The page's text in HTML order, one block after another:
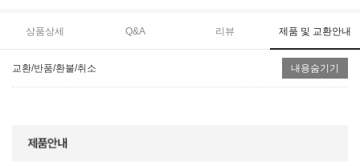
상품상세 Q&A 리뷰 제품 및 교환안내
교환/반품/환불/취소 내용숨기기